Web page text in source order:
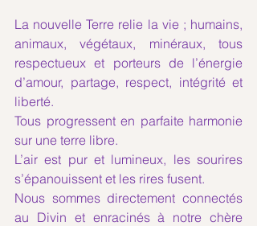
La nouvelle Terre relie la vie ; humains,
animaux, végétaux, minéraux, tous
respectueux et porteurs de l’énergie
d’amour, partage, respect, intégrité et
liberté.
Tous progressent en parfaite harmonie
sur une terre libre.
L’air est pur et lumineux, les sourires
s’épanouissent et les rires fusent.
Nous sommes directement connectés
au Divin et enracinés à notre chère